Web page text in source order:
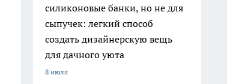
силиконовые банки, но не для
сыпучек: легкий способ
создать дизайнерскую вещь
для дачного уюта
8 июля